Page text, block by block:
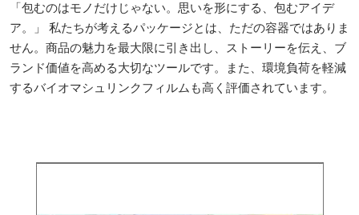
「包むのはモノだけじゃない。思いを形にする、包むアイデ
ア。」 私たちが考えるパッケージとは、ただの容器ではありま
せん。商品の魅力を最大限に引き出し、ストーリーを伝え、ブ
ランド価値を高める大切なツールです。また、環境負荷を軽減
するバイオマシュリンクフィルムも高く評価されています。